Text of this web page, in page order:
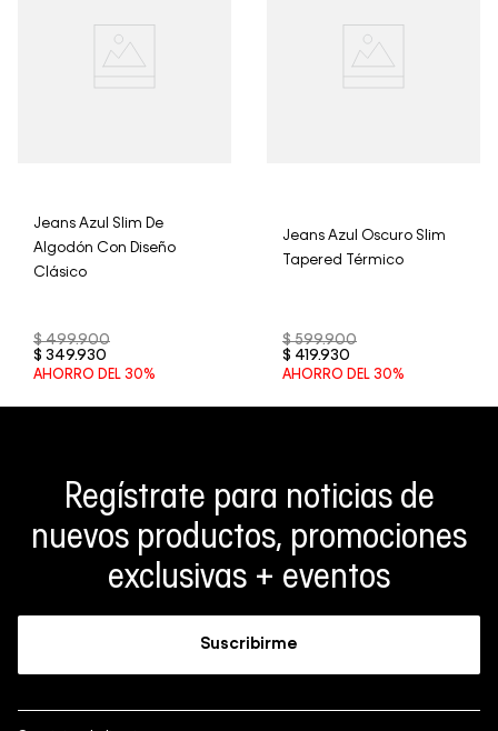
Jeans Azul Slim De
Algodón Con Diseño
Clásico
$ 499.900
$ 349.930
AHORRO DEL 30%
Jeans Azul Oscuro Slim
Tapered Térmico
$ 599.900
$ 419.930
AHORRO DEL 30%
Regístrate para noticias de
nuevos productos, promociones
exclusivas + eventos
Suscribirme